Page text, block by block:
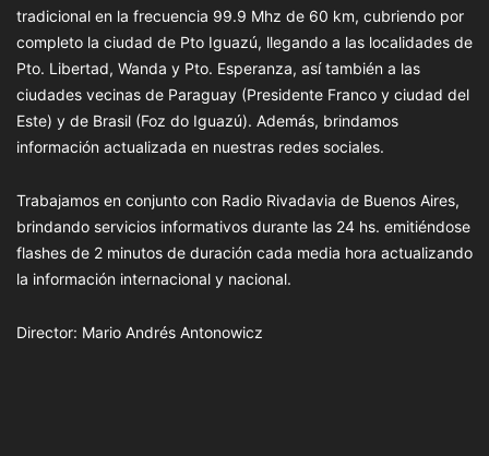
tradicional en la frecuencia 99.9 Mhz de 60 km, cubriendo por
completo la ciudad de Pto Iguazú, llegando a las localidades de
Pto. Libertad, Wanda y Pto. Esperanza, así también a las
ciudades vecinas de Paraguay (Presidente Franco y ciudad del
Este) y de Brasil (Foz do Iguazú). Además, brindamos
información actualizada en nuestras redes sociales.
Trabajamos en conjunto con Radio Rivadavia de Buenos Aires,
brindando servicios informativos durante las 24 hs. emitiéndose
flashes de 2 minutos de duración cada media hora actualizando
la información internacional y nacional.
Director: Mario Andrés Antonowicz